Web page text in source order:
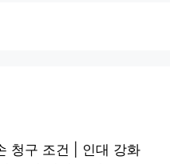
청구 조건 | 인대 강화